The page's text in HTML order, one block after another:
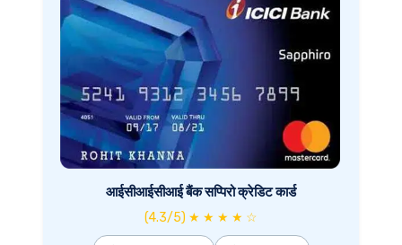
आईसीआईसीआई बैंक सप्पिरो क्रेडिट कार्ड
(4.3/5) ★ ★ ★ ★ ☆